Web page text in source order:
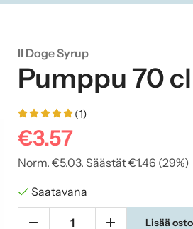
Il Doge Syrup
Pumppu 70
(1)
€3.57
Norm. €5.03. Säästät€1.46 (29%)
Saatavana
Lisää